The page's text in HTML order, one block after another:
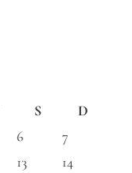
S
D
6
7
13
14